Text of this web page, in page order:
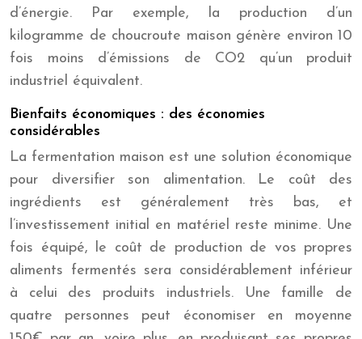
d’énergie. Par exemple, la production d’un
kilogramme de choucroute maison génère environ 10
fois moins d’émissions de CO2 qu’un produit
industriel équivalent.
Bienfaits économiques : des économies
considérables
La fermentation maison est une solution économique
pour diversifier son alimentation. Le coût des
ingrédients est généralement très bas, et
l’investissement initial en matériel reste minime. Une
fois équipé, le coût de production de vos propres
aliments fermentés sera considérablement inférieur
à celui des produits industriels. Une famille de
quatre personnes peut économiser en moyenne